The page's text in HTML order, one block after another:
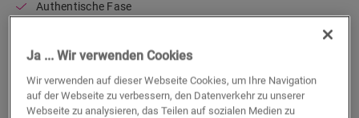
Authentische Fase
Wasserdicht
Einen Händler in Ihrer Nähe finden
Ja ... Wir verwenden Cookies
Wir verwenden auf dieser Webseite Cookies, um Ihre Navigation
auf der Webseite zu verbessern, den Datenverkehr zu unserer
Webseite zu analysieren, das Teilen auf sozialen Medien zu